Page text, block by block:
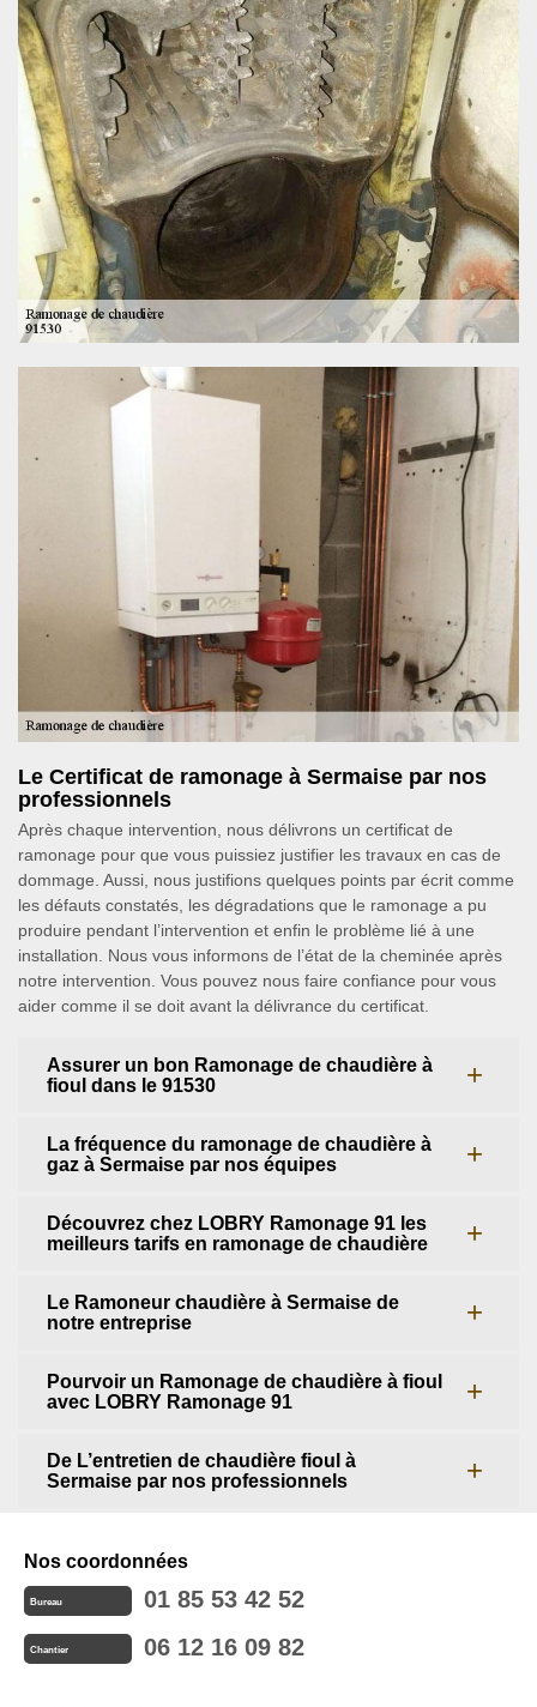
Le Certificat de ramonage à Sermaise par nos
professionnels
Après chaque intervention, nous délivrons un certificat de
ramonage pour que vous puissiez justifier les travaux en cas de
dommage. Aussi, nous justifions quelques points par écrit comme
les défauts constatés, les dégradations que le ramonage a pu
produire pendant l’intervention et enfin le problème lié à une
installation. Nous vous informons de l’état de la cheminée après
notre intervention. Vous pouvez nous faire confiance pour vous
aider comme il se doit avant la délivrance du certificat.
Assurer un bon Ramonage de chaudière à
fioul dans le 91530
La fréquence du ramonage de chaudière à
gaz à Sermaise par nos équipes
Découvrez chez LOBRY Ramonage 91 les
meilleurs tarifs en ramonage de chaudière
Le Ramoneur chaudière à Sermaise de
notre entreprise
Pourvoir un Ramonage de chaudière à fioul
avec LOBRY Ramonage 91
De L’entretien de chaudière fioul à
Sermaise par nos professionnels
Nos coordonnées
Bureau 01 85 53 42 52
Chantier 06 12 16 09 82